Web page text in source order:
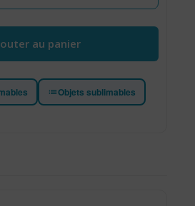
Pingouin Gris/Blanc
au panier
Objets sublimables